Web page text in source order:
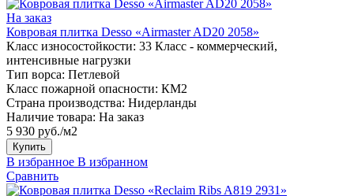
На заказ
Ковровая плитка Desso «Airmaster AD20 2058»
Класс износостойкости: 33 Класс - коммерческий,
интенсивные нагрузки
Тип ворса: Петлевой
Класс пожарной опасности: КМ2
Страна производства: Нидерланды
Наличие товара: На заказ
5 930 руб./м2
Купить
В избранное В избранном
Сравнить